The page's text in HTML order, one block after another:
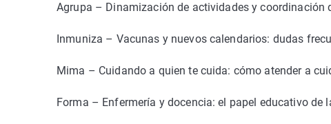
Agrupa – Dinamización de actividades y coordinación
Inmuniza – Vacunas y nuevos calendarios: dudas
Mima – Cuidando a quien te cuida: cómo atender a
Forma – Enfermería y docencia: el papel educativo de